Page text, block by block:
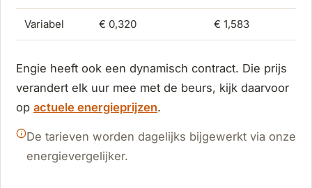
Variabel € 0,320 € 1,583
Engie heeft ook een dynamisch contract. Die prijs
verandert elk uur mee met de beurs, kijk daarvoor
op actuele energieprijzen.
De tarieven worden dagelijks bijgewerkt via onze
energievergelijker.